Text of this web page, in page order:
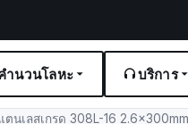
ำนวนโลหะ บริการ
ตนเลสเกรด 308L-16